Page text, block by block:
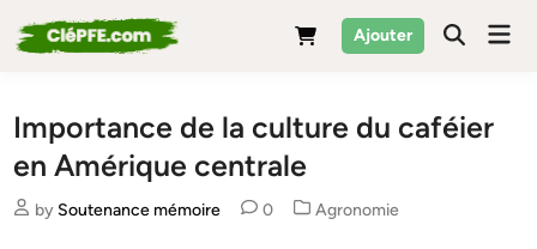
to
Ajouter
Importance de la culture du caféier
en Amérique centrale
by Soutenance mémoire 0
Posted
Agronomie